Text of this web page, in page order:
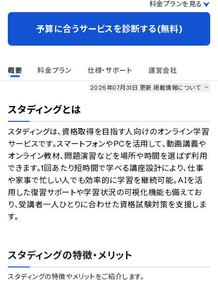
料金プランを見る
予算に合うサービスを診断する(無料)
概要 料金プラン 仕様・サポート 運営会社
2026年07月31日 更新掲載情報について
のサービスデータを参照しています。
情報更新者：人事DX最強ナビ 編集部 情報取得元 掲載修正依頼
スタディングとは
スタディングは、資格取得を目指す人向けのオンライン学習
サービスです。スマートフォンやPCを活用して、動画講義や
オンライン教材、問題演習などを場所や時間を選ばず利用
できます。1回あたり短時間で学べる講座設計により、仕事
や家事で忙しい人でも効率的に学習を継続可能。AIを活
用した復習サポートや学習状況の可視化機能も備えてお
り、受講者一人ひとりに合わせた資格試験対策を支援しま
す。
スタディングの特徴・メリット
スタディングの特徴やメリットをご紹介します。